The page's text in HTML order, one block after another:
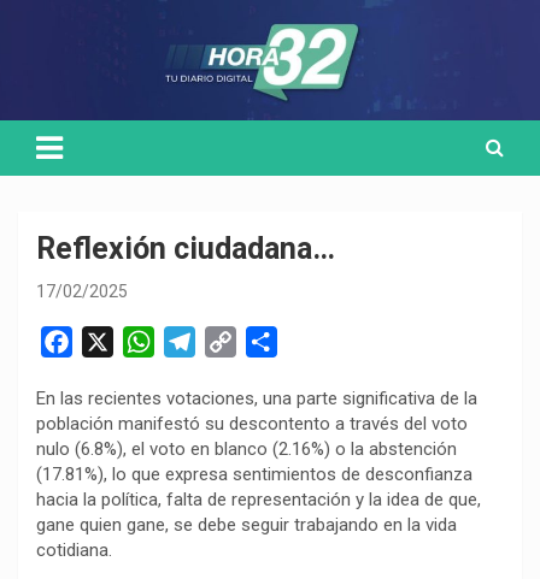
Reflexión ciudadana…
17/02/2025
c
e
b
o
o
k
W
a
t
s
A
p
l
e
g
r
a
p
y
L
i
n
m
p
a
r
t
En las recientes votaciones, una parte significativa de la
población manifestó su descontento a través del voto
nulo (6.8%), el voto en blanco (2.16%) o la abstención
(17.81%), lo que expresa sentimientos de desconfianza
hacia la política, falta de representación y la idea de que,
gane quien gane, se debe seguir trabajando en la vida
cotidiana.